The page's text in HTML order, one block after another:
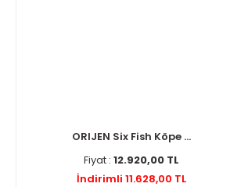
ORIJEN Six Fish Köpe ...
Fiyat : 12.920,00 TL
İndirimli 11.628,00 TL